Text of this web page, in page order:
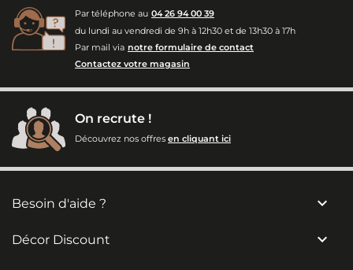
Par téléphone au 04 26 94 00 39
du lundi au vendredi de 9h à 12h30 et de 13h30 à 17h
Par mail via notre formulaire de contact
Contactez votre magasin
On recrute !
Découvrez nos offres en cliquant ici
Besoin d'aide ? 
Décor Discount 